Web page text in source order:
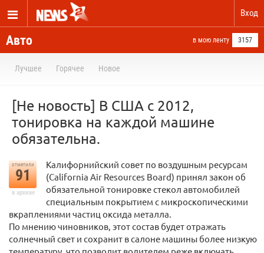
Вход
Авто в мою ленту 3157
Лучшее Горячее Новое
[Не новость] В США с 2012,
тонировка на каждой машине
обязательна.
отметили
91
в архиве
Калифорнийский совет по воздушным ресурсам
(California Air Resources Board) принял закон об
обязательной тонировке стекол автомобилей
специальным покрытием с микроскопическими
вкраплениями частиц оксида металла.
По мнению чиновников, этот состав будет отражать
солнечный свет и сохранит в салоне машины более низкую